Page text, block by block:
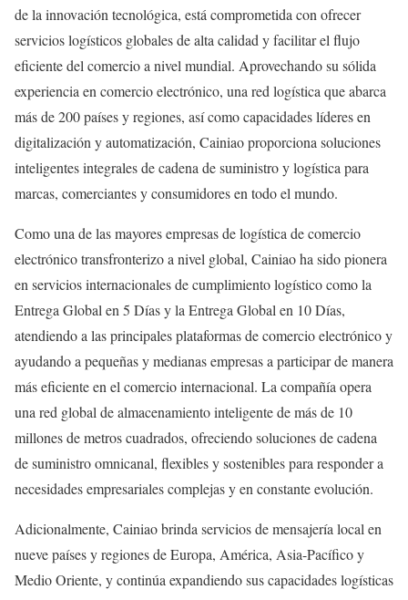
de la innovación tecnológica, está comprometida con ofrecer
servicios logísticos globales de alta calidad y facilitar el flujo
eficiente del comercio a nivel mundial. Aprovechando su sólida
experiencia en comercio electrónico, una red logística que abarca
más de 200 países y regiones, así como capacidades líderes en
digitalización y automatización, Cainiao proporciona soluciones
inteligentes integrales de cadena de suministro y logística para
marcas, comerciantes y consumidores en todo el mundo.
Como una de las mayores empresas de logística de comercio
electrónico transfronterizo a nivel global, Cainiao ha sido pionera
en servicios internacionales de cumplimiento logístico como la
Entrega Global en 5 Días y la Entrega Global en 10 Días,
atendiendo a las principales plataformas de comercio electrónico y
ayudando a pequeñas y medianas empresas a participar de manera
más eficiente en el comercio internacional. La compañía opera
una red global de almacenamiento inteligente de más de 10
millones de metros cuadrados, ofreciendo soluciones de cadena
de suministro omnicanal, flexibles y sostenibles para responder a
necesidades empresariales complejas y en constante evolución.
Adicionalmente, Cainiao brinda servicios de mensajería local en
nueve países y regiones de Europa, América, Asia-Pacífico y
Medio Oriente, y continúa expandiendo sus capacidades logísticas